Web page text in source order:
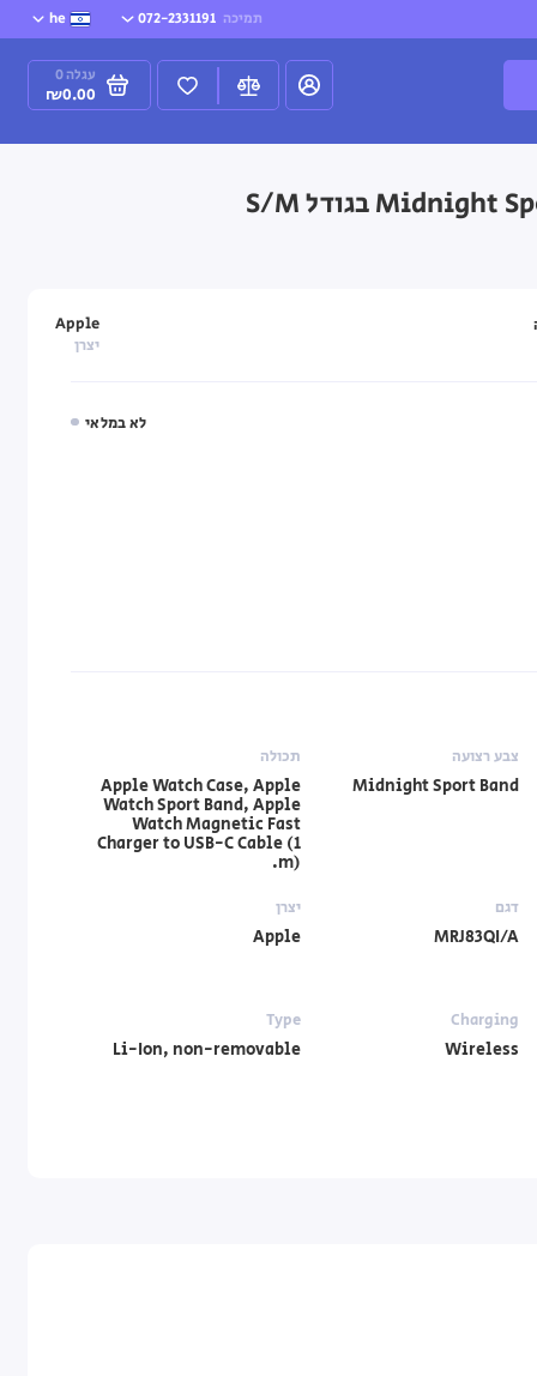
תמיכה 072-2331191
he
עגלה 0
₪0.00
לא במלאי
Apple
יצרן
צבע רצועה
Midnight Sport Band
תכולה
Apple Watch Case, Apple
Watch Sport Band, Apple
Watch Magnetic Fast
Charger to USB-C Cable (1
m).
דגם
MRJ83QI/A
יצרן
Apple
Charging
Wireless
Type
Li-Ion, non-removable